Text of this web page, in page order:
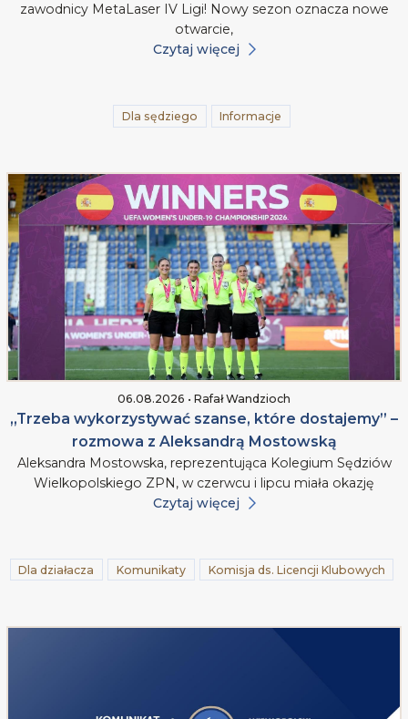
zawodnicy MetaLaser IV Ligi! Nowy sezon oznacza nowe
otwarcie,
Czytaj więcej
Dla sędziego Informacje
06.08.2026 • Rafał Wandzioch
„Trzeba wykorzystywać szanse, które dostajemy” –
rozmowa z Aleksandrą Mostowską
Aleksandra Mostowska, reprezentująca Kolegium Sędziów
Wielkopolskiego ZPN, w czerwcu i lipcu miała okazję
Czytaj więcej
Dla działacza Komunikaty Komisja ds. Licencji Klubowych